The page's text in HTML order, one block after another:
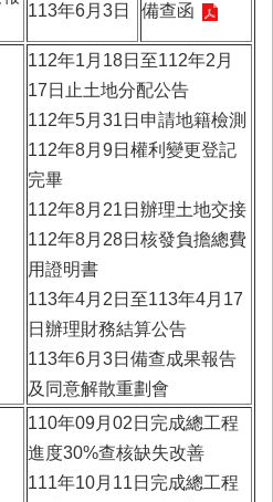
113年6月3日 備查函
112年1月18日至112年2月
17日止土地分配公告
112年5月31日申請地籍檢測
112年8月9日權利變更登記
完畢
112年8月21日辦理土地交接
112年8月28日核發負擔總費
用證明書
113年4月2日至113年4月17
日辦理財務結算公告
113年6月3日備查成果報告
及同意解散重劃會
110年09月02日完成總工程
進度30%查核缺失改善
111年10月11日完成總工程